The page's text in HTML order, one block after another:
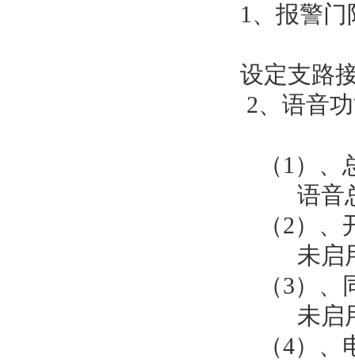
1、报警门
设定支路
2、语音
（1）、
语音总
（2）、
未启
（3）、
未启
（4）、